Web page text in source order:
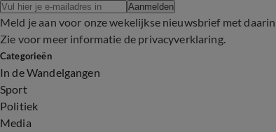
Aanmelden
Meld je aan voor onze wekelijkse nieuwsbrief met
Zie voor meer informatie de privacyverklaring.
Categorieën
In de Wandelgangen
Sport
Politiek
Media